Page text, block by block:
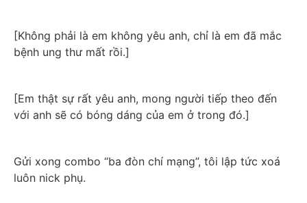
[Không phải là em không yêu anh, chỉ là em đã mắc
bệnh ung thư mất rồi.]
[Em thật sự rất yêu anh, mong người tiếp theo đến
với anh sẽ có bóng dáng của em ở trong đó.]
Gửi xong combo “ba đòn chí mạng”, tôi lập tức xoá
luôn nick phụ.